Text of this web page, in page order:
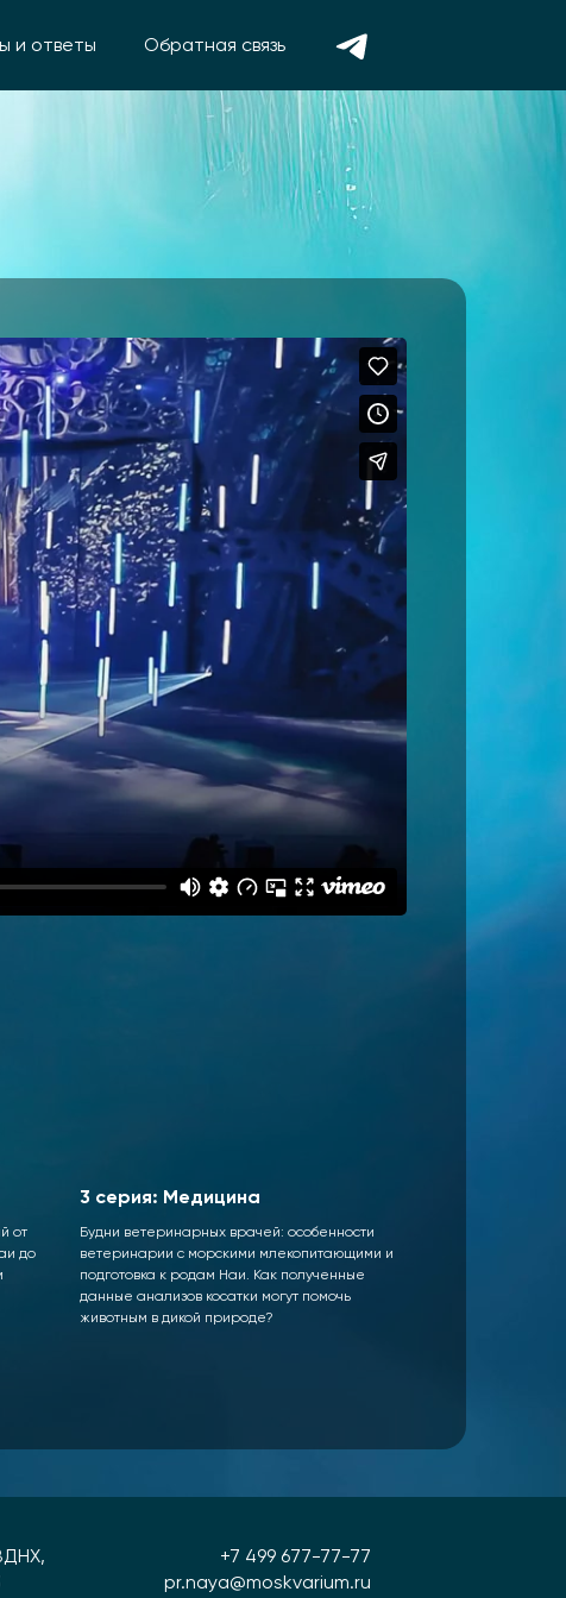
и ответы Обратная связь
от
до
3 серия: Медицина
Будни ветеринарных врачей: особенности
ветеринарии с морскими млекопитающими и
подготовка к родам Наи. Как полученные
данные анализов косатки могут помочь
животным в дикой природе?
+7 499 677-77-77
pr.naya@moskvarium.ru